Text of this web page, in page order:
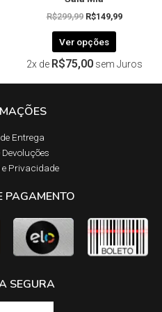
R$299,99 R$149,99
Ver opções
2x de R$75,00 sem Juros
Entrega​
Privacidade
PAGAMENTO
SEGURA